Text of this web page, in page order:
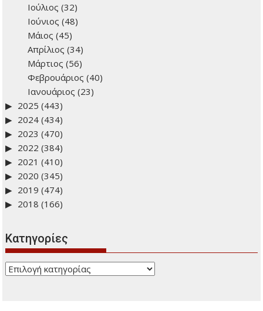
Ιούλιος (32)
Ιούνιος (48)
Μάιος (45)
Απρίλιος (34)
Μάρτιος (56)
Φεβρουάριος (40)
Ιανουάριος (23)
2025 (443)
2024 (434)
2023 (470)
2022 (384)
2021 (410)
2020 (345)
2019 (474)
2018 (166)
Kατηγορίες
Kατηγορίες